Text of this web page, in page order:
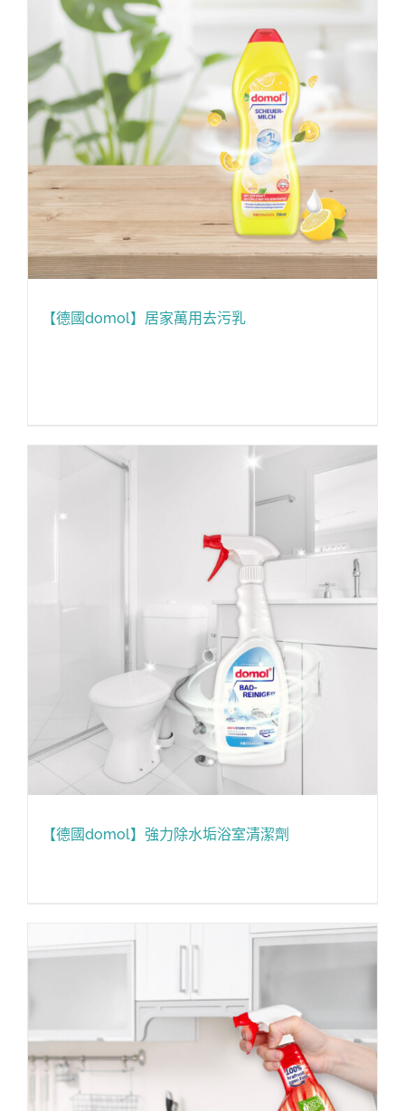
【德國domol】居家萬用去污乳
【德國domol】強力除水垢浴室清潔劑